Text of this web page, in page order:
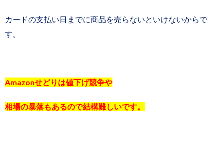
カードの支払い日までに商品を売らないといけないからで
す。
Amazonせどりは値下げ競争や
相場の暴落もあるので結構難しいです。